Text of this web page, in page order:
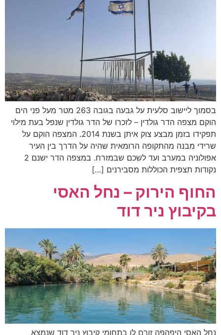
בסמוך ליישוב סלעית על גבעה בגובה 263 מטר מעל פני הים
הוקם מצפה הדר גולדין – לזכרו של הדר גולדין שנפל בעת מילוי
תפקידו בזמן מבצע צוק איתן בשנת 2014. המצפה הוקם על
שרידי מבנה מהתקופה הרומאית שהיה על הדרך בין העיר
אפולוניה במערב ועד לשכם שבמזרח. במצפה הדר ישנם 2
נקודות תצפית הכוללות מסבירנים […]
החוף הירוק – נחל האסי
בקיבוץ ניר דוד
נחל האסי היפהפה זורם לו בתחומי קיבוץ ניר דוד שנמצא